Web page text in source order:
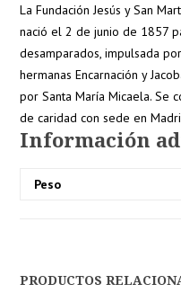
La Fundación Jesús y San
nació el 2 de junio de 1857
desamparados, impulsada
hermanas Encarnación y
por Santa María Micaela. Se
de caridad con sede en
Información
Peso
PRODUCTOS